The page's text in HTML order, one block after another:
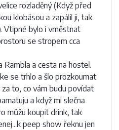
rozladěný (Když před
klobásou a zapálil ji, tak
Vtipné bylo i vměstnat
se stropem cca
Rambla a cesta na hostel.
se trhlo a šlo prozkoumat
to, co vám budu povídat
a když mi slečna
můžu koupit drink, tak
peep show řeknu jen